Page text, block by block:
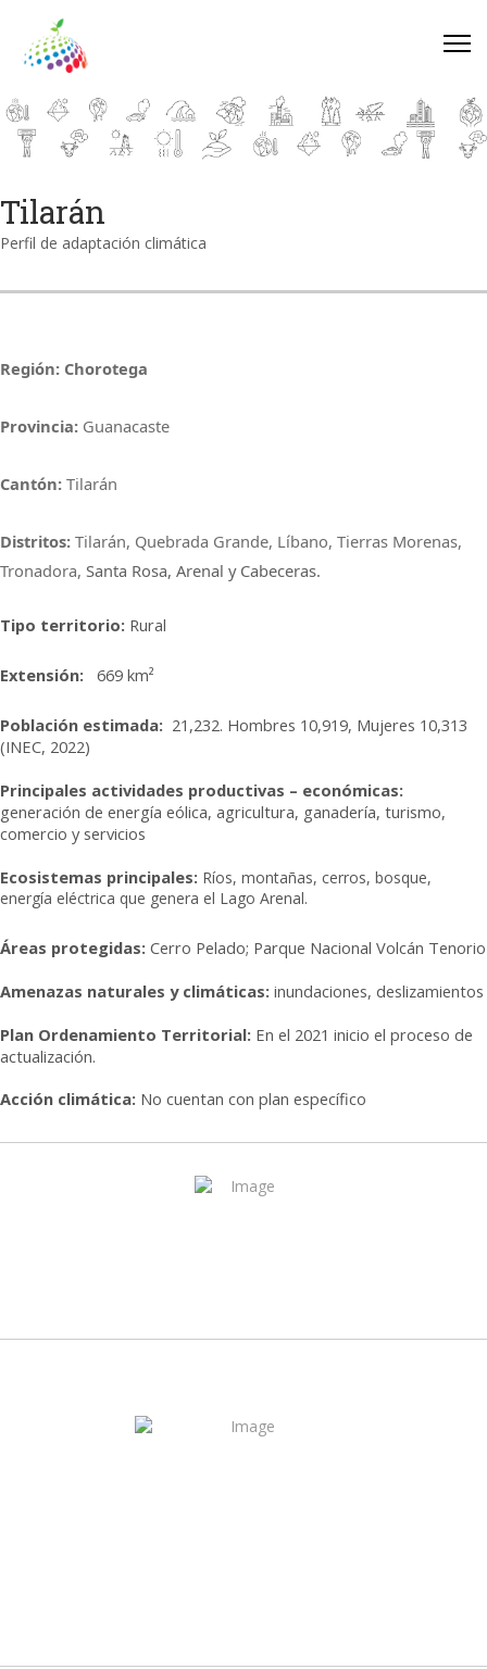
Tilarán
Perfil de adaptación climática
Región: Chorotega
Provincia: Guanacaste
Cantón: Tilarán
Distritos: Tilarán, Quebrada Grande, Líbano, Tierras Morenas,
Tronadora, Santa Rosa, Arenal y Cabeceras.
Tipo territorio: Rural
Extensión: 669 km²
Población estimada: 21,232. Hombres 10,919, Mujeres 10,313
(INEC, 2022)
Principales actividades productivas – económicas:
generación de energía eólica, agricultura, ganadería, turismo,
comercio y servicios
Ecosistemas principales: Ríos, montañas, cerros, bosque,
energía eléctrica que genera el Lago Arenal.
Áreas protegidas: Cerro Pelado; Parque Nacional Volcán Tenorio
Amenazas naturales y climáticas: inundaciones, deslizamientos
Plan Ordenamiento Territorial: En el 2021 inicio el proceso de
actualización.
Acción climática: No cuentan con plan específico